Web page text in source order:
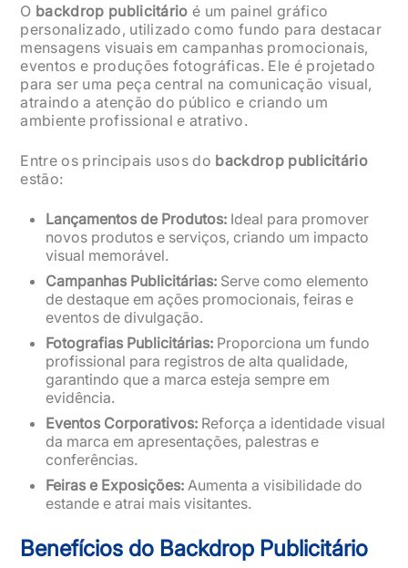
O backdrop publicitário é um painel gráfico
personalizado, utilizado como fundo para destacar
mensagens visuais em campanhas promocionais,
eventos e produções fotográficas. Ele é projetado
para ser uma peça central na comunicação visual,
atraindo a atenção do público e criando um
ambiente profissional e atrativo.
Entre os principais usos do backdrop publicitário
estão:
Lançamentos de Produtos: Ideal para promover
novos produtos e serviços, criando um impacto
visual memorável.
Campanhas Publicitárias: Serve como elemento
de destaque em ações promocionais, feiras e
eventos de divulgação.
Fotografias Publicitárias: Proporciona um fundo
profissional para registros de alta qualidade,
garantindo que a marca esteja sempre em
evidência.
Eventos Corporativos: Reforça a identidade visual
da marca em apresentações, palestras e
conferências.
Feiras e Exposições: Aumenta a visibilidade do
estande e atrai mais visitantes.
Benefícios do Backdrop Publicitário